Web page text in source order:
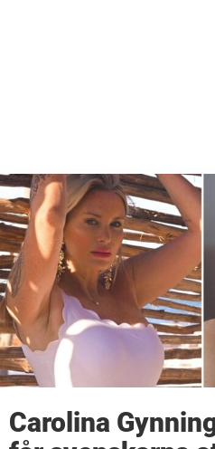
Carolina